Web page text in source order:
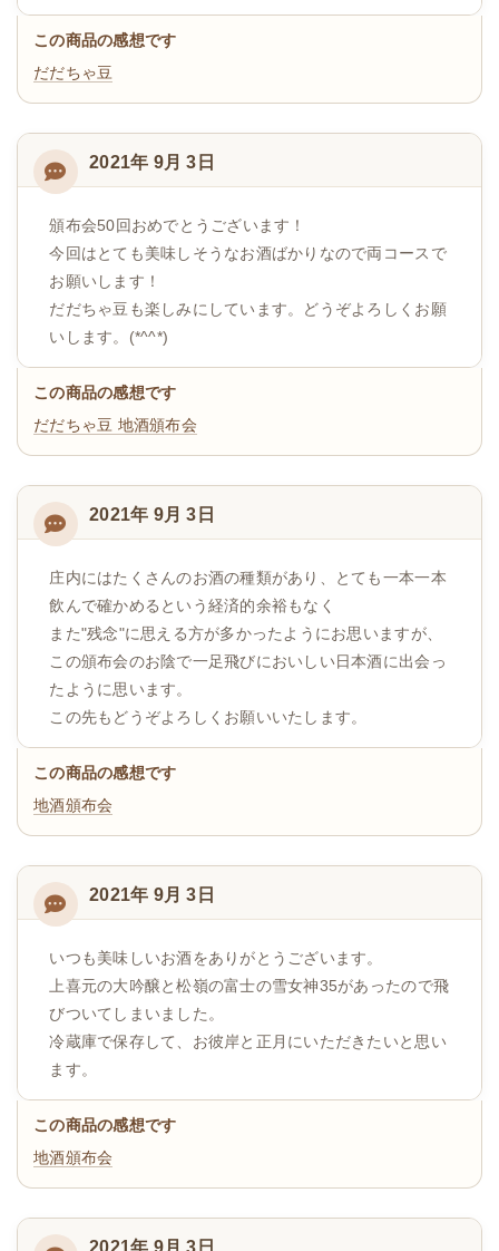
この商品の感想です
だだちゃ豆
2021年 9月 3日
頒布会50回おめでとうございます！
今回はとても美味しそうなお酒ばかりなので両コースで
お願いします！
だだちゃ豆も楽しみにしています。どうぞよろしくお願
いします。(*^^*)
この商品の感想です
だだちゃ豆 地酒頒布会
2021年 9月 3日
庄内にはたくさんのお酒の種類があり、とても一本一本
飲んで確かめるという経済的余裕もなく
また"残念"に思える方が多かったようにお思いますが、
この頒布会のお陰で一足飛びにおいしい日本酒に出会っ
たように思います。
この先もどうぞよろしくお願いいたします。
この商品の感想です
地酒頒布会
2021年 9月 3日
いつも美味しいお酒をありがとうございます。
上喜元の大吟醸と松嶺の富士の雪女神35があったので飛
びついてしまいました。
冷蔵庫で保存して、お彼岸と正月にいただきたいと思い
ます。
この商品の感想です
地酒頒布会